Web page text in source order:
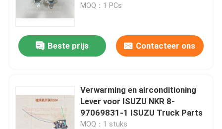
97852007-5
MOQ：1 PCs
Beste prijs Contacteer ons
Verwarming en airconditioning
Lever voor ISUZU NKR 8-
97069831-1 ISUZU Truck Parts
MOQ：1 stuks